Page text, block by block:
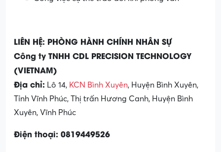
LIÊN HỆ: PHÒNG HÀNH CHÍNH NHÂN SỰ
Công ty TNHH CDL PRECISION TECHNOLOGY
(VIETNAM)
Địa chỉ: Lô 14, KCN Bình Xuyên, Huyện Bình Xuyên,
Tỉnh Vĩnh Phúc, Thị trấn Hương Canh, Huyện Bình
Xuyên, Vĩnh Phúc
Điện thoại: 0819449526